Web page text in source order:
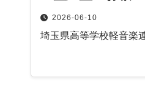
2026-06-10
埼玉県高等学校軽音楽